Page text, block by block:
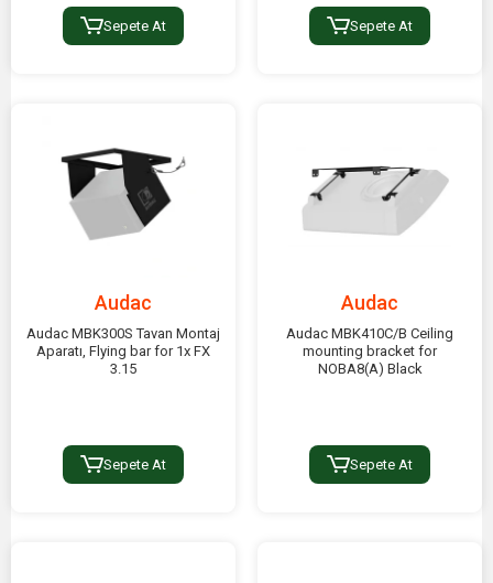
Sepete At Sepete At
Audac
Audac MBK300S Tavan Montaj
Aparatı, Flying bar for 1x FX
3.15
Sepete At
Audac
Audac MBK410C/B Ceiling
mounting bracket for
NOBA8(A) Black
Sepete At